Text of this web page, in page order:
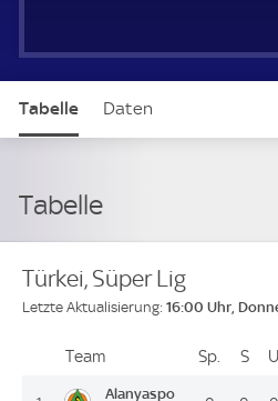
Tabelle Daten
Tabelle
Türkei, Süper Lig
Letzte Aktualisierung: 16:00 Uhr,
PlatzTeam Sp. Spiele
SSiege
U
Alanyaspo